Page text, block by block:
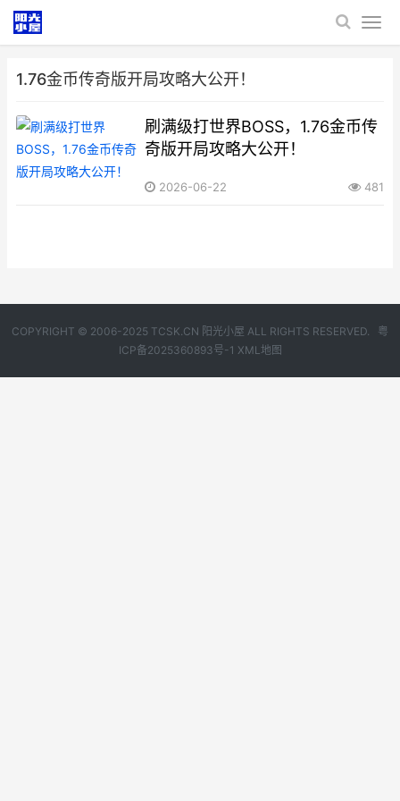
1.76金币传奇版开局攻略大公开！
刷满级打世界BOSS，1.76金币传
奇版开局攻略大公开！
2026-06-22 481
COPYRIGHT © 2006-2025 TCSK.CN 阳光小屋 ALL RIGHTS RESERVED. 粤
ICP备2025360893号-1 XML地图